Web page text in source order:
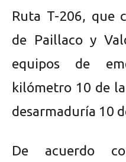
Ruta T-206, que
de Paillaco y
equipos de
kilómetro 10 de
desarmaduría 10
De acuerdo